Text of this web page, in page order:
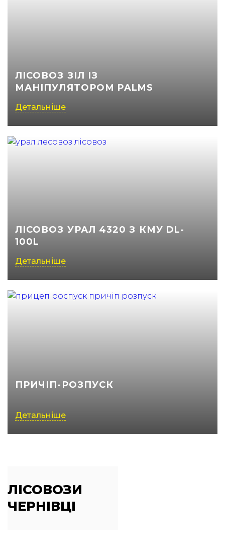
ЛІСОВОЗ ЗІЛ ІЗ
МАНІПУЛЯТОРОМ PALMS
Детальніше
ЛІСОВОЗ УРАЛ 4320 З КМУ DL-
100L
Детальніше
ПРИЧІП-РОЗПУСК
Детальніше
ЛІСОВОЗИ
ЧЕРНІВЦІ